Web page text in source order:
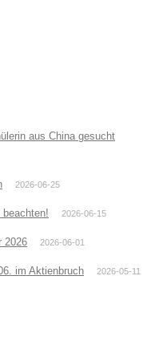
aus China gesucht
2026-06-25
2026-06-15
2026 2026-06-01
im Aktienbruch 2026-05-11